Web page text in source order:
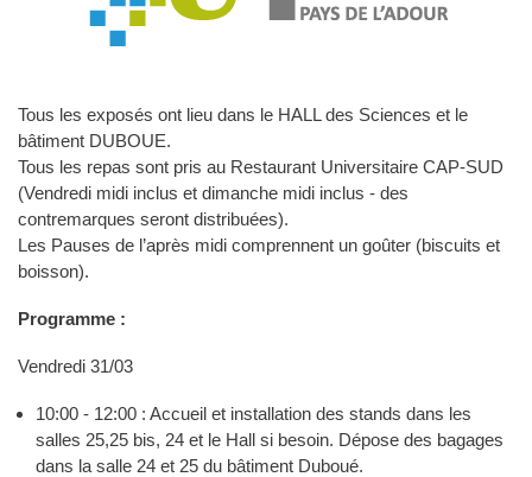
Tous les exposés ont lieu dans le HALL des Sciences et le
bâtiment DUBOUE.
Tous les repas sont pris au Restaurant Universitaire CAP-SUD
(Vendredi midi inclus et dimanche midi inclus - des
contremarques seront distribuées).
Les Pauses de l’après midi comprennent un goûter (biscuits et
boisson).
Programme :
Vendredi 31/03
10:00 - 12:00 : Accueil et installation des stands dans les
salles 25,25 bis, 24 et le Hall si besoin. Dépose des bagages
dans la salle 24 et 25 du bâtiment Duboué.